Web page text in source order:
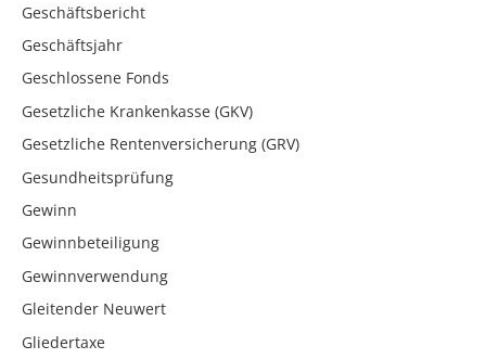
Geschäftsbericht
Geschäftsjahr
Geschlossene Fonds
Gesetzliche Krankenkasse (GKV)
Gesetzliche Rentenversicherung (GRV)
Gesundheitsprüfung
Gewinn
Gewinnbeteiligung
Gewinnverwendung
Gleitender Neuwert
Gliedertaxe